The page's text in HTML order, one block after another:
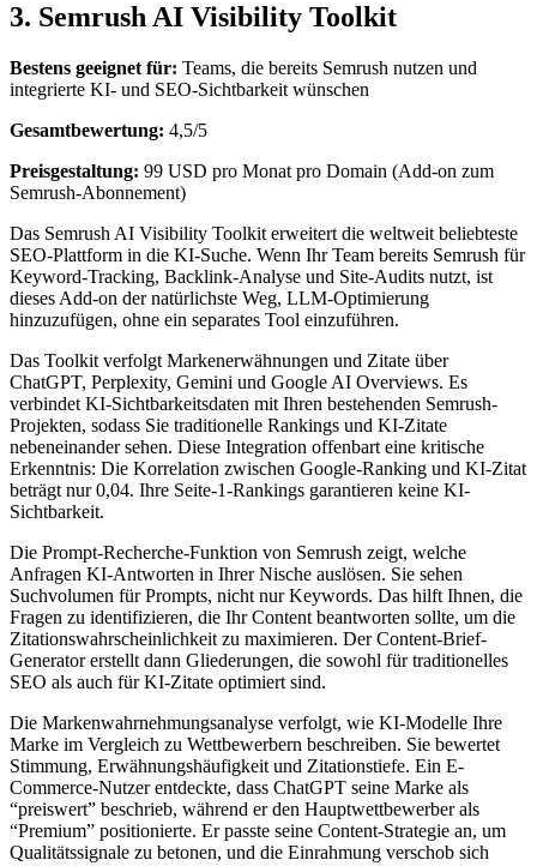
3. Semrush AI Visibility Toolkit
Bestens geeignet für: Teams, die bereits Semrush nutzen und
integrierte KI- und SEO-Sichtbarkeit wünschen
Gesamtbewertung: 4,5/5
Preisgestaltung: 99 USD pro Monat pro Domain (Add-on zum
Semrush-Abonnement)
Das Semrush AI Visibility Toolkit erweitert die weltweit beliebteste
SEO-Plattform in die KI-Suche. Wenn Ihr Team bereits Semrush für
Keyword-Tracking, Backlink-Analyse und Site-Audits nutzt, ist
dieses Add-on der natürlichste Weg, LLM-Optimierung
hinzuzufügen, ohne ein separates Tool einzuführen.
Das Toolkit verfolgt Markenerwähnungen und Zitate über
ChatGPT, Perplexity, Gemini und Google AI Overviews. Es
verbindet KI-Sichtbarkeitsdaten mit Ihren bestehenden Semrush-
Projekten, sodass Sie traditionelle Rankings und KI-Zitate
nebeneinander sehen. Diese Integration offenbart eine kritische
Erkenntnis: Die Korrelation zwischen Google-Ranking und KI-Zitat
beträgt nur 0,04. Ihre Seite-1-Rankings garantieren keine KI-
Sichtbarkeit.
Die Prompt-Recherche-Funktion von Semrush zeigt, welche
Anfragen KI-Antworten in Ihrer Nische auslösen. Sie sehen
Suchvolumen für Prompts, nicht nur Keywords. Das hilft Ihnen, die
Fragen zu identifizieren, die Ihr Content beantworten sollte, um die
Zitationswahrscheinlichkeit zu maximieren. Der Content-Brief-
Generator erstellt dann Gliederungen, die sowohl für traditionelles
SEO als auch für KI-Zitate optimiert sind.
Die Markenwahrnehmungsanalyse verfolgt, wie KI-Modelle Ihre
Marke im Vergleich zu Wettbewerbern beschreiben. Sie bewertet
Stimmung, Erwähnungshäufigkeit und Zitationstiefe. Ein E-
Commerce-Nutzer entdeckte, dass ChatGPT seine Marke als
“preiswert” beschrieb, während er den Hauptwettbewerber als
“Premium” positionierte. Er passte seine Content-Strategie an, um
Qualitätssignale zu betonen, und die Einrahmung verschob sich